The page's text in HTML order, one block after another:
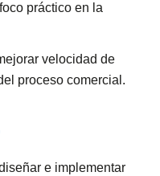
práctico en la
velocidad de
proceso comercial.
e implementar